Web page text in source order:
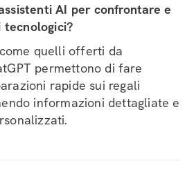
AI per confrontare e
tecnologici?
quelli offerti da
permettono di fare
rapide sui regali
informazioni dettagliate e